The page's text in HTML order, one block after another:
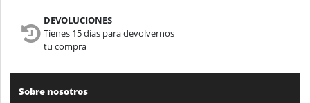
DEVOLUCIONES
Tienes 15 días para devolvernos
tu compra
Sobre nosotros